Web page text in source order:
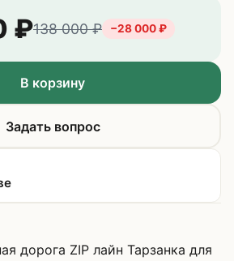
₽138 000₽ −28 000₽
В корзину
Задать вопрос
дорога ZIP лайн Тарзанка для